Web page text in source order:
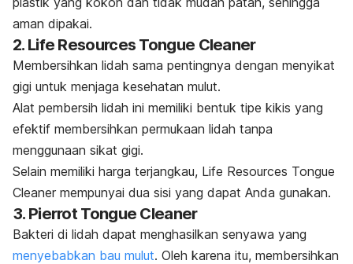
aman dipakai.
2. Life Resources Tongue Cleaner
Membersihkan lidah sama pentingnya dengan menyikat
gigi untuk menjaga kesehatan mulut.
Alat pembersih lidah ini memiliki bentuk tipe kikis yang
efektif membersihkan permukaan lidah tanpa
menggunaan sikat gigi.
Selain memiliki harga terjangkau, Life Resources Tongue
Cleaner mempunyai dua sisi yang dapat Anda gunakan.
3. Pierrot Tongue Cleaner
Bakteri di lidah dapat menghasilkan senyawa yang
menyebabkan bau mulut. Oleh karena itu, membersihkan